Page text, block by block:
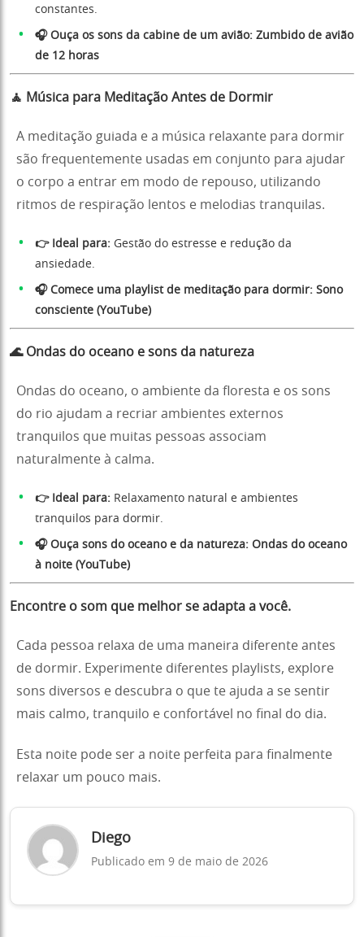
constantes.
🎧 Ouça os sons da cabine de um avião: Zumbido de avião
de 12 horas
🧘 Música para Meditação Antes de Dormir
A meditação guiada e a música relaxante para dormir
são frequentemente usadas em conjunto para ajudar
o corpo a entrar em modo de repouso, utilizando
ritmos de respiração lentos e melodias tranquilas.
👉 Ideal para: Gestão do estresse e redução da
ansiedade.
🎧 Comece uma playlist de meditação para dormir: Sono
consciente (YouTube)
🌊 Ondas do oceano e sons da natureza
Ondas do oceano, o ambiente da floresta e os sons
do rio ajudam a recriar ambientes externos
tranquilos que muitas pessoas associam
naturalmente à calma.
👉 Ideal para: Relaxamento natural e ambientes
tranquilos para dormir.
🎧 Ouça sons do oceano e da natureza: Ondas do oceano
à noite (YouTube)
Encontre o som que melhor se adapta a você.
Cada pessoa relaxa de uma maneira diferente antes
de dormir. Experimente diferentes playlists, explore
sons diversos e descubra o que te ajuda a se sentir
mais calmo, tranquilo e confortável no final do dia.
Esta noite pode ser a noite perfeita para finalmente
relaxar um pouco mais.
Diego
Publicado em 9 de maio de 2026